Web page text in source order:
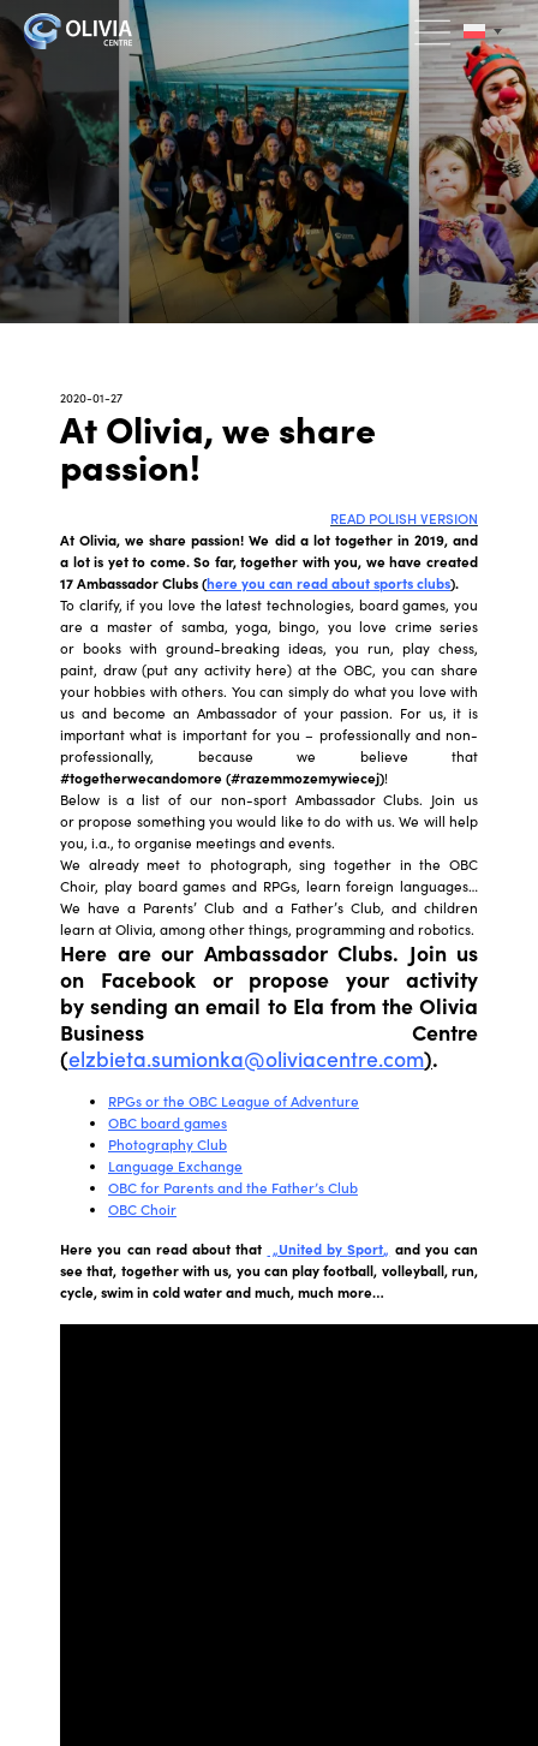
2020-01-27
At Olivia, we share
passion!
READ POLISH VERSION
At Olivia, we share passion! We did a lot together in 2019, and
a lot is yet to come. So far, together with you, we have created
17 Ambassador Clubs (hereyou can read about sports clubs).
To clarify, if you love the latest technologies, board games, you
are a master of samba, yoga, bingo, you love crime series
or books with ground-breaking ideas, you run, play chess,
paint, draw (put any activity here) at the OBC, you can share
your hobbies with others. You can simply do what you love with
us and become an Ambassador of your passion. For us, it is
important what is important for you – professionally and non-
professionally, because we believe that
#togetherwecandomore (#razemmozemywiecej)!
Below is a list of our non-sport Ambassador Clubs. Join us
or propose something you would like to do with us. We will help
you, i.a., to organise meetings and events.
We already meet to photograph, sing together in the OBC
Choir, play board games and RPGs, learn foreign languages…
We have a Parents’ Club and a Father’s Club, and children
learn at Olivia, among other things, programming and robotics.
Here are our Ambassador Clubs. Join us
on Facebook or propose your activity
by sending an email to Ela from the Olivia
Business Centre
(elzbieta.sumionka@oliviacentre.com).
RPGs or the OBC League of Adventure
OBC board games
Photography Club
Language Exchange
OBC for Parents and the Father’s Club
OBC Choir
Here you can read about that „United bySport„ and you can
see that, together with us, you can play football, volleyball, run,
cycle, swim in cold water and much, much more…